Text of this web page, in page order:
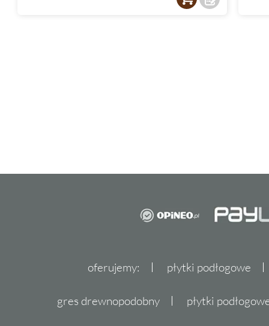
oferujemy: płytki podłogowe
gres drewnopodobny płytki